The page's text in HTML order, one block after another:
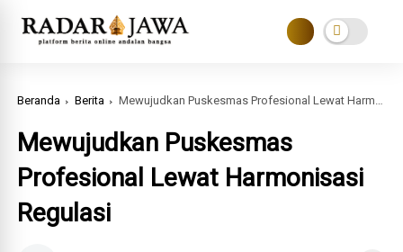
Beranda Berita Mewujudkan Puskesmas Profesional Lewat Harmonisasi Regulasi
Mewujudkan Puskesmas
Profesional Lewat Harmonisasi
Regulasi